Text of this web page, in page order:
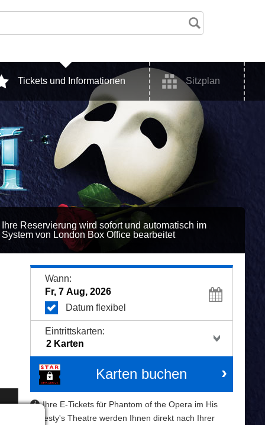
Tickets und Informationen Sitzplan
Ihre Reservierung wird sofort und automatisch im
System von London Box Office bearbeitet
Wann:
Datum flexibel
Eintrittskarten:
Karten buchen
Ihre E-Tickets für Phantom of the Opera im His
Majesty's Theatre werden Ihnen direkt nach Ihrer